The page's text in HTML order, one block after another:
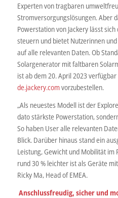
Experten von tragbaren
Stromversorgungslösungen. Aber
Powerstation von Jackery lässt
steuern und bietet Nutzerinnen
auf alle relevanten Daten. Ob
Solargenerator mit faltbaren
ist ab dem 20. April 2023
de.jackery.comvorzubestellen.
„Als neuestes Modell ist der
dato stärkste Powerstation,
So haben User alle relevanten
Blick. Darüber hinaus stand ein
Leistung, Gewicht und Mobilität im
rund 30 % leichter ist als Geräte
Ricky Ma, Head of EMEA.
Anschlussfreudig, sicher und